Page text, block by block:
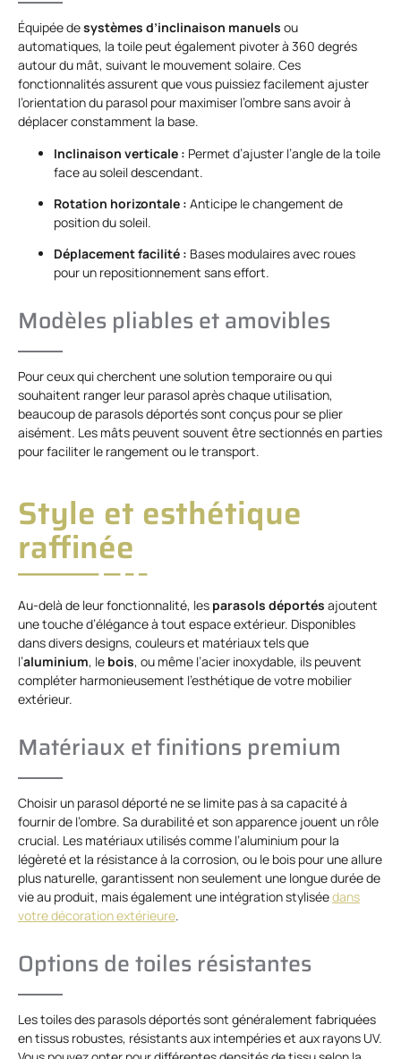
Équipée desystèmes d’inclinaison manuels ou
automatiques, la toile peut également pivoter à 360 degrés
autour du mât, suivant le mouvement solaire. Ces
fonctionnalités assurent que vous puissiez facilement ajuster
l’orientation du parasol pour maximiser l’ombre sans avoir à
déplacer constamment la base.
Inclinaison verticale : Permet d’ajuster l’angle de la toile
face au soleil descendant.
Rotation horizontale : Anticipe le changement de
position du soleil.
Déplacement facilité : Bases modulaires avec roues
pour un repositionnement sans effort.
Modèles pliables et amovibles
Pour ceux qui cherchent une solution temporaire ou qui
souhaitent ranger leur parasol après chaque utilisation,
beaucoup de parasols déportés sont conçus pour se plier
aisément. Les mâts peuvent souvent être sectionnés en parties
pour faciliter le rangement ou le transport.
Style et esthétique
raffinée
Au-delà de leur fonctionnalité, les parasols déportés ajoutent
une touche d’élégance à tout espace extérieur. Disponibles
dans divers designs, couleurs et matériaux tels que
l’aluminium, le bois, ou même l’acier inoxydable, ils peuvent
compléter harmonieusement l’esthétique de votre mobilier
extérieur.
Matériaux et finitions premium
Choisir un parasol déporté ne se limite pas à sa capacité à
fournir de l’ombre. Sa durabilité et son apparence jouent un rôle
crucial. Les matériaux utilisés comme l’aluminium pour la
légèreté et la résistance à la corrosion, ou le bois pour une allure
plus naturelle, garantissent non seulement une longue durée de
vie au produit, mais également une intégration styliséedans
votre décoration extérieure.
Options de toiles résistantes
Les toiles des parasols déportés sont généralement fabriquées
en tissus robustes, résistants aux intempéries et aux rayons UV.